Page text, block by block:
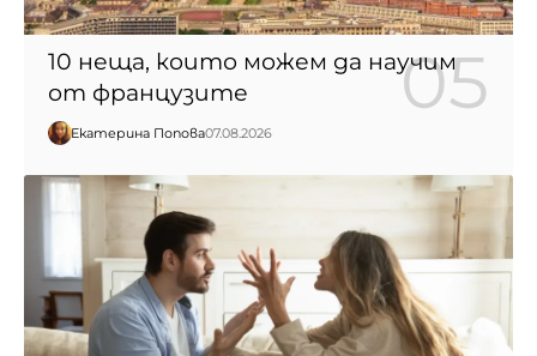
10 неща, които можем да научим
от французите
Екатерина Попова07.08.2026